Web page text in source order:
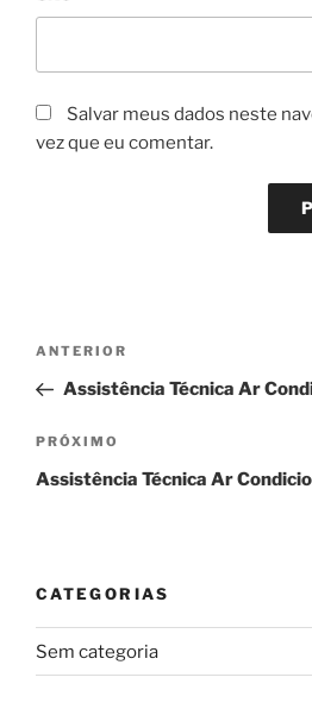
Salvar meus dados neste
vez que eu comentar.
Navegação
Post
Post
anterior
ANTERIOR
Assistência Técnica Ar
Próximo
post
PRÓXIMO
Assistência Técnica Ar
CATEGORIAS
Sem categoria